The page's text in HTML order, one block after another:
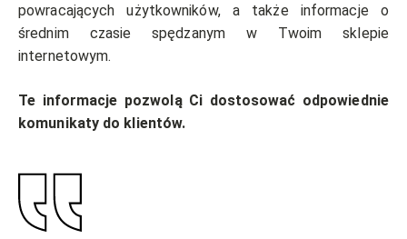
powracających użytkowników, a także informacje o
średnim czasie spędzanym w Twoim sklepie
internetowym.
Te informacje pozwolą Ci dostosować odpowiednie
komunikaty do klientów.